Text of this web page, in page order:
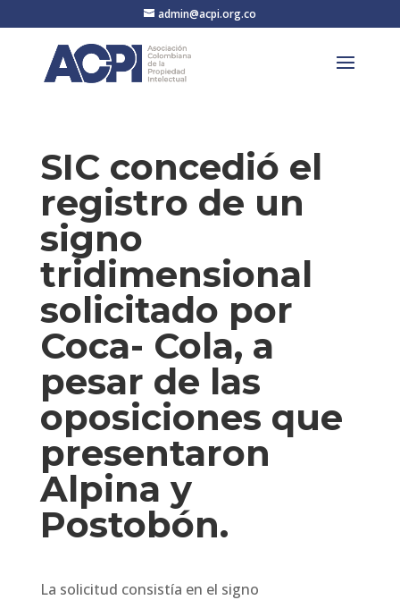
admin@acpi.org.co
SIC concedió el
registro de un
signo
tridimensional
solicitado por
Coca- Cola, a
pesar de las
oposiciones que
presentaron
Alpina y
Postobón.
La solicitud consistía en el signo